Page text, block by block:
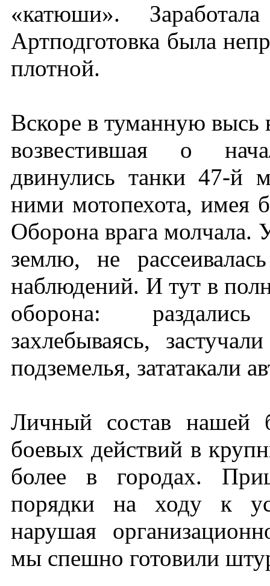
«катюши».
Артподготовка была
плотной.
Вскоре в туманную высь
возвестившая о
двинулись танки 47-й
ними мотопехота, имея
Оборона врага молчала.
землю, не
наблюдений. И тут в
оборона:
захлебываясь,
подземелья, зататакали
Личный состав нашей
боевых действий в
более в городах.
порядки на ходу к
нарушая
мы спешно готовили